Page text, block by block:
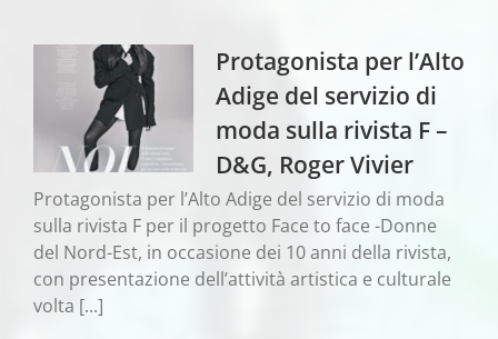
Protagonista per l’Alto
Adige del servizio di
moda sulla rivista F –
D&G, Roger Vivier
Protagonista per l’Alto Adige del servizio di moda
sulla rivista F per il progetto Face to face -Donne
del Nord-Est, in occasione dei 10 anni della rivista,
con presentazione dell’attività artistica e culturale
volta [...]